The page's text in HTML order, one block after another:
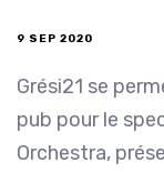
9 SEP 2020
Grési21 se
pub pour le
Orchestra,